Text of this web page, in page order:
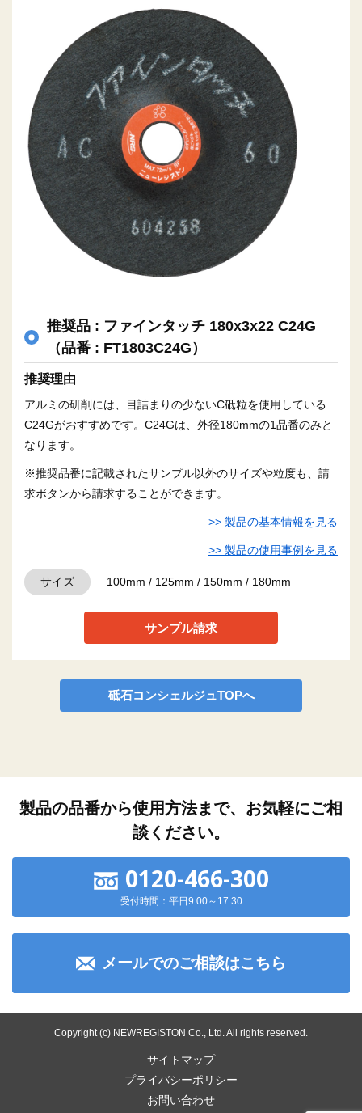
推奨品 : ファインタッチ 180x3x22 C24G
（品番 : FT1803C24G）
推奨理由
アルミの研削には、目詰まりの少ないC砥粒を使用している
C24Gがおすすめです。C24Gは、外径180mmの1品番のみと
なります。
※推奨品番に記載されたサンプル以外のサイズや粒度も、請
求ボタンから請求することができます。
>> 製品の基本情報を見る
>> 製品の使用事例を見る
サイズ 100mm / 125mm / 150mm / 180mm
サンプル請求
砥石コンシェルジュTOPへ
製品の品番から使用方法まで、お気軽にご相
談ください。
0120-466-300
受付時間：平日9:00～17:30
メールでのご相談はこちら
Copyright (c) NEWREGISTON Co., Ltd. All rights reserved.
サイトマップ
プライバシーポリシー
お問い合わせ